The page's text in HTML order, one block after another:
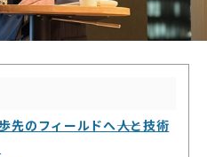
のフィールドへ――人と技術